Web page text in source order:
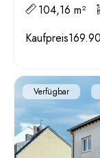
104,16 m²
Kaufpreis
Verfügbar